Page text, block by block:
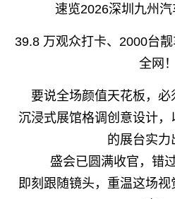
速览2026深圳九州汽
39.8 万观众打卡、2000台
全网！
要说全场颜值天花板，必
沉浸式展馆格调创意设计
的展台实力
盛会已圆满收官，错
即刻跟随镜头，重温这场